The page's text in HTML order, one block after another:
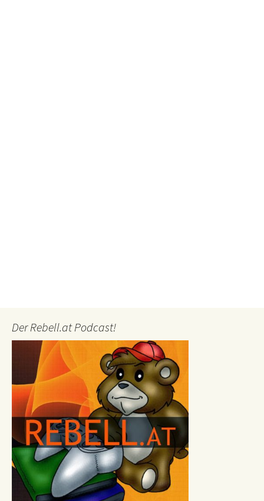
Der Rebell.at Podcast!